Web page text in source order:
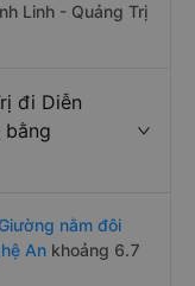
Linh - Quảng Trị
đi Diễn
bằng
nằm đôi
An khoảng 6.7